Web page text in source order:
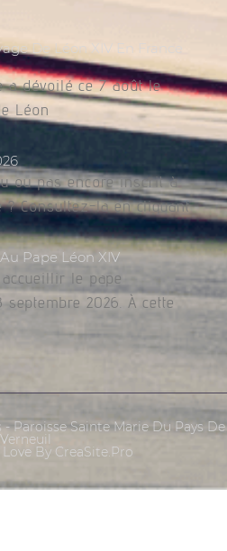
De Léon XIV En France
a dévoilé ce 7 août le
Léon
ou pas encore inscrit à
? Consultez-la en cliquant
Pape Léon XIV
accueillir le pape
2026. À cette
Paroisse Sainte Marie Du Pays De
Verneuil
By CreaSite.Pro